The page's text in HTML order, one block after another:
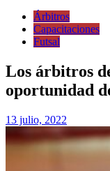
Árbitros
Capacitaciones
Futsal
Los árbitros
oportunidad
13 julio, 2022